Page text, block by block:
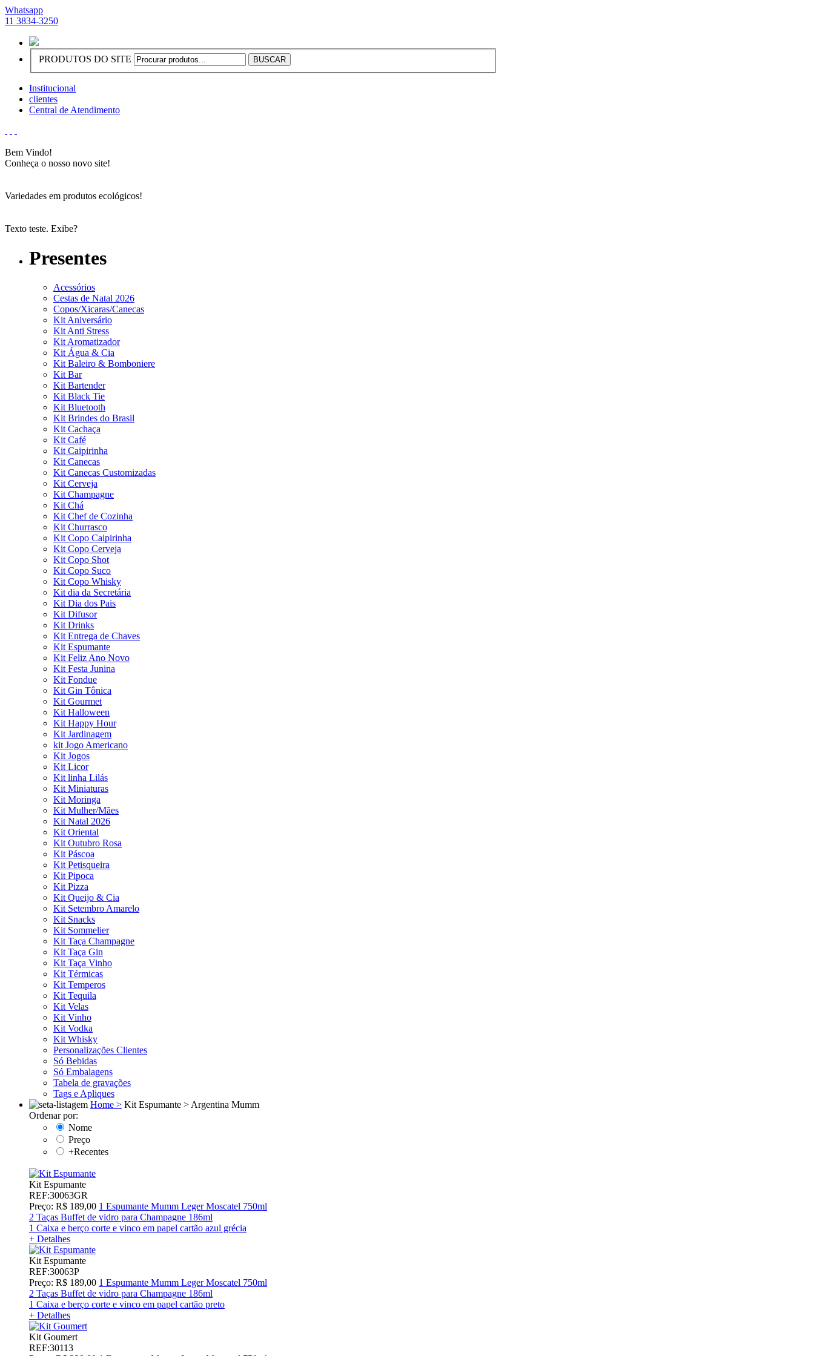
Whatsapp
11 3834-3250
PRODUTOS DO SITE
Institucional
clientes
Central de Atendimento
Bem Vindo!
Conheça o nosso novo site!
Variedades em produtos ecológicos!
Texto teste. Exibe?
Presentes
Acessórios
Cestas de Natal 2026
Copos/Xicaras/Canecas
Kit Aniversário
Kit Anti Stress
Kit Aromatizador
Kit Água & Cia
Kit Baleiro & Bomboniere
Kit Bar
Kit Bartender
Kit Black Tie
Kit Bluetooth
Kit Brindes do Brasil
Kit Cachaça
Kit Café
Kit Caipirinha
Kit Canecas
Kit Canecas Customizadas
Kit Cerveja
Kit Champagne
Kit Chá
Kit Chef de Cozinha
Kit Churrasco
Kit Copo Caipirinha
Kit Copo Cerveja
Kit Copo Shot
Kit Copo Suco
Kit Copo Whisky
Kit dia da Secretária
Kit Dia dos Pais
Kit Difusor
Kit Drinks
Kit Entrega de Chaves
Kit Espumante
Kit Feliz Ano Novo
Kit Festa Junina
Kit Fondue
Kit Gin Tônica
Kit Gourmet
Kit Halloween
Kit Happy Hour
Kit Jardinagem
kit Jogo Americano
Kit Jogos
Kit Licor
Kit linha Lilás
Kit Miniaturas
Kit Moringa
Kit Mulher/Mães
Kit Natal 2026
Kit Oriental
Kit Outubro Rosa
Kit Páscoa
Kit Petisqueira
Kit Pipoca
Kit Pizza
Kit Queijo & Cia
Kit Setembro Amarelo
Kit Snacks
Kit Sommelier
Kit Taça Champagne
Kit Taça Gin
Kit Taça Vinho
Kit Térmicas
Kit Temperos
Kit Tequila
Kit Velas
Kit Vinho
Kit Vodka
Kit Whisky
Personalizações Clientes
Só Bebidas
Só Embalagens
Tabela de gravações
Tags e Apliques
Home > Kit Espumante >Argentina Mumm
Ordenar por:
Nome
Preço
+Recentes
Kit Espumante
REF:30063GR
Preço: R$ 189,00 1 Espumante Mumm Leger Moscatel 750ml
2 Taças Buffet de vidro para Champagne 186ml
1 Caixa e berço corte e vinco em papel cartão azul grécia
+ Detalhes
Kit Espumante
REF:30063P
Preço: R$ 189,00 1 Espumante Mumm Leger Moscatel 750ml
2 Taças Buffet de vidro para Champagne 186ml
1 Caixa e berço corte e vinco em papel cartão preto
+ Detalhes
Kit Goumert
REF:30113